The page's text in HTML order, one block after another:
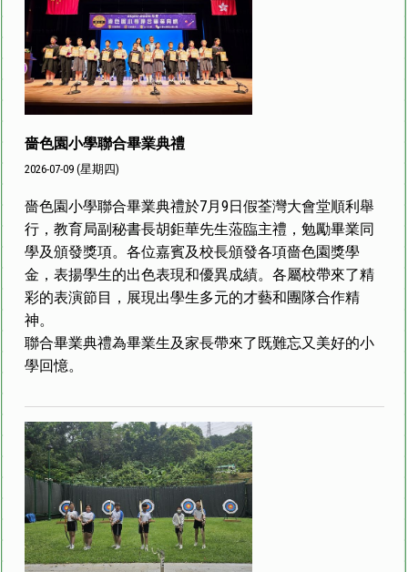
嗇色園小學聯合畢業典禮
2026-07-09 (星期四)
嗇色園小學聯合畢業典禮於7月9日假荃灣大會堂順利舉
行，教育局副秘書長胡鉅華先生蒞臨主禮，勉勵畢業同
學及頒發獎項。各位嘉賓及校長頒發各項嗇色園獎學
金，表揚學生的出色表現和優異成績。各屬校帶來了精
彩的表演節目，展現出學生多元的才藝和團隊合作精
神。
聯合畢業典禮為畢業生及家長帶來了既難忘又美好的小
學回憶。